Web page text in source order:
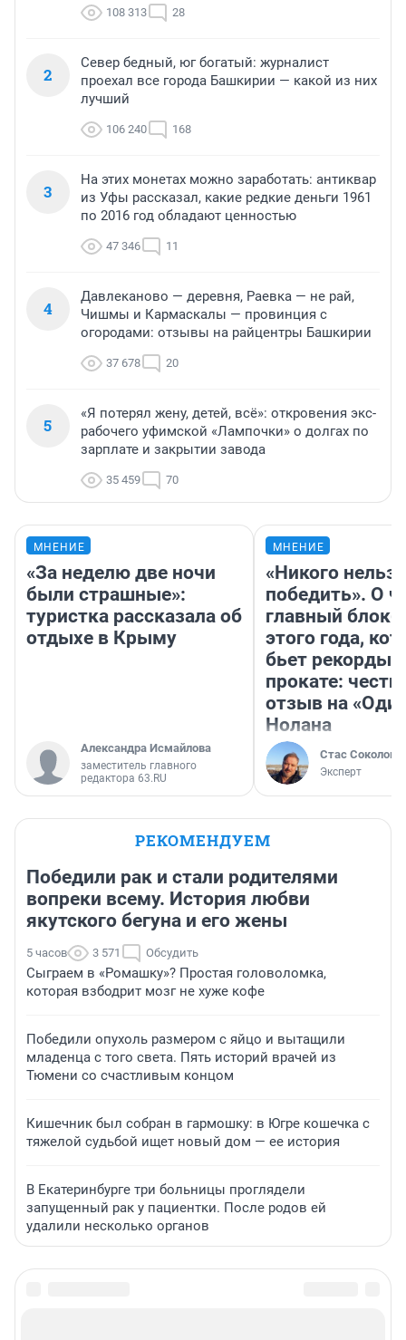
108 313 28
2
Север бедный, юг богатый: журналист
проехал все города Башкирии — какой из них
лучший
106 240 168
3
На этих монетах можно заработать: антиквар
из Уфы рассказал, какие редкие деньги 1961
по 2016 год обладают ценностью
47 346 11
4
Давлеканово — деревня, Раевка — не рай,
Чишмы и Кармаскалы — провинция с
огородами: отзывы на райцентры Башкирии
37 678 20
5
«Я потерял жену, детей, всё»: откровения экс-
рабочего уфимской «Лампочки» о долгах по
зарплате и закрытии завода
35 459 70
МНЕНИЕ
«За неделю две ночи
были страшные»:
туристка рассказала об
отдыхе в Крыму
Александра Исмайлова
заместитель главного
редактора 63.RU
МНЕНИЕ
«Никого нельзя
победить». О
главный
этого года,
бьет рекорды в
прокате:
отзыв на
Нолана
Стас Соколов
Эксперт
РЕКОМЕНДУЕМ
Победили рак и стали родителями
вопреки всему. История любви
якутского бегуна и его жены
5 часов 3 571 Обсудить
Сыграем в «Ромашку»? Простая головоломка,
которая взбодрит мозг не хуже кофе
Победили опухоль размером с яйцо и вытащили
младенца с того света. Пять историй врачей из
Тюмени со счастливым концом
Кишечник был собран в гармошку: в Югре кошечка с
тяжелой судьбой ищет новый дом — ее история
В Екатеринбурге три больницы проглядели
запущенный рак у пациентки. После родов ей
удалили несколько органов